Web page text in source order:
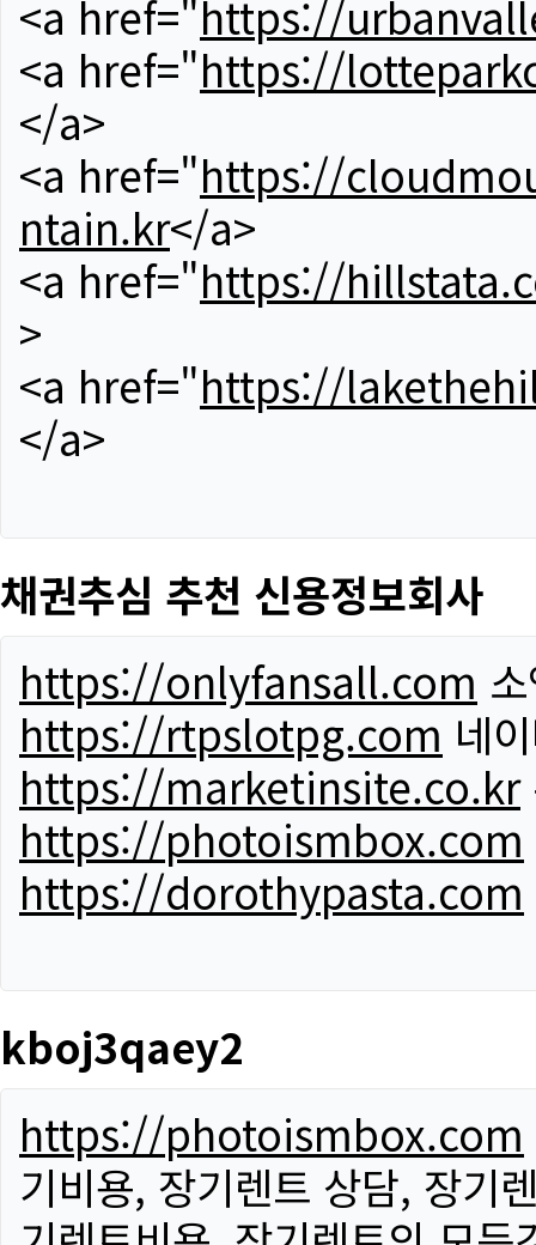
<a href="https://
<a href="https://
</a>
<a href="https://
ntain.kr</a>
<a href="https://
>
<a href="https://
</a>
채권추심 추천 신용정보회사
https://onlyfansall.com
https://rtpslotpg.com 네
https://marketinsite.co.kr
https://photoismbox.com
https://dorothypasta.com
kboj3qaey2
https://photoismbox.com
기비용, 장기렌트 상담, 장기